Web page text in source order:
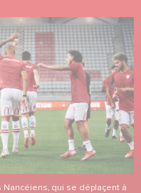
Nancéiens, qui se déplaçent à